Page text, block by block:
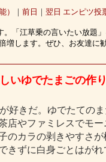
） ｜ 前日 ｜ 翌日 エンピツ投
。「江草乗の言いたい放題
増します。ぜひ、お友達
いゆでたまごの作
が好きだ。ゆでたての
店やファミレスでモ
のカラの剥きやすさ
きずに白身ごとはが